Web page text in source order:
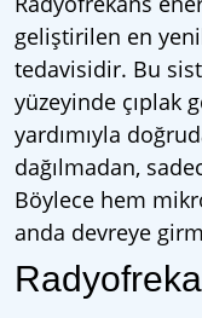
geliştirilen en
tedavisidir. Bu
yüzeyinde çıplak
yardımıyla
dağılmadan,
Böylece hem
anda devreye